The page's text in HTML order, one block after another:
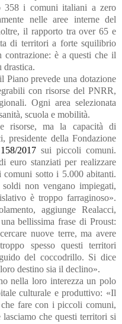
358 i comuni italiani a zero
nelle aree interne del
il rapporto tra over 65 e
di territori a forte squilibrio
è a questi che il
drastica.
Piano prevede una dotazione
con risorse del PNRR,
Ogni area selezionata
scuola e mobilità.
risorse, ma la capacità di
presidente della Fondazione
2017sui piccoli comuni.
euro stanziati per realizzare
comuni sotto i 5.000 abitanti.
non vengano impiegati,
è troppo farraginoso».
aggiunge Realacci,
bellissima frase di Proust:
nuove terre, ma avere
spesso questi territori
del coccodrillo. Si dice
destino sia il declino».
nella loro interezza un polo
culturale e produttivo: «Il
fare con i piccoli comuni,
che questi territori si